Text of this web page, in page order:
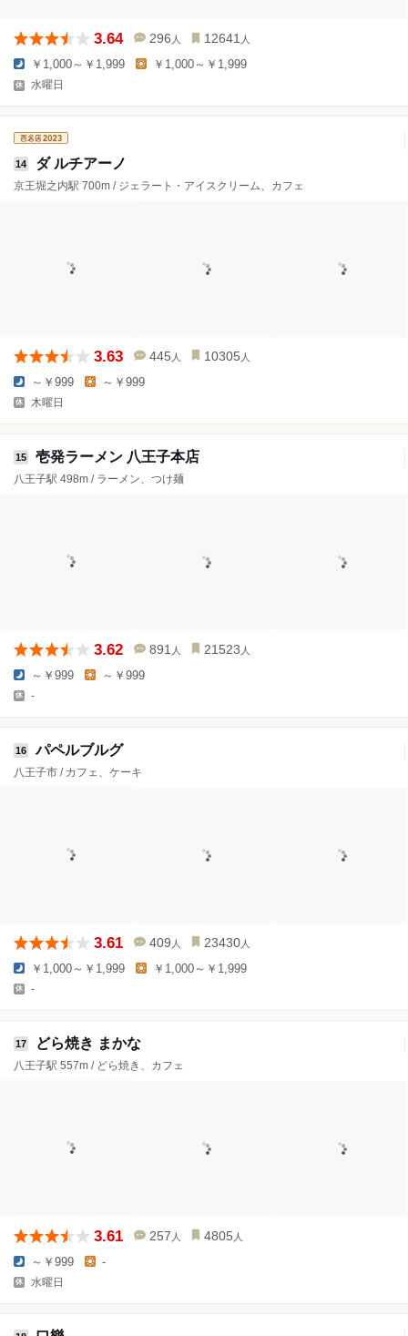
3.64 296 人 12641 人
￥1,000～￥1,999 ￥1,000～￥1,999
水曜日
14 ダ ルチアーノ
京王堀之内駅 700m / ジェラート・アイスクリーム、カフェ
3.63 445 人 10305 人
～￥999 ～￥999
木曜日
15 壱発ラーメン 八王子本店
八王子駅 498m / ラーメン、つけ麺
3.62 891 人 21523 人
～￥999 ～￥999
-
16 パペルブルグ
八王子市 / カフェ、ケーキ
3.61 409 人 23430 人
￥1,000～￥1,999 ￥1,000～￥1,999
-
17 どら焼き まかな
八王子駅 557m / どら焼き、カフェ
3.61 257 人 4805 人
～￥999 -
水曜日